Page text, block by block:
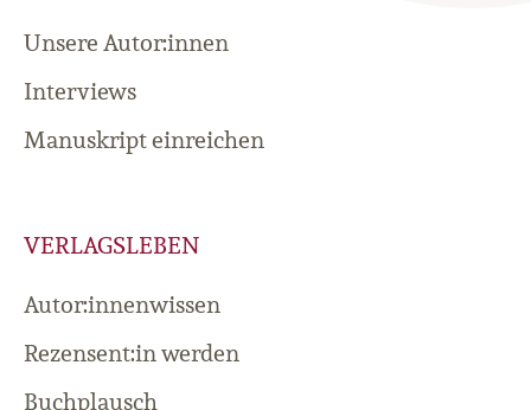
Unsere Autor:innen
Interviews
Manuskript einreichen
VERLAGSLEBEN
Autor:innenwissen
Rezensent:in werden
Buchplausch